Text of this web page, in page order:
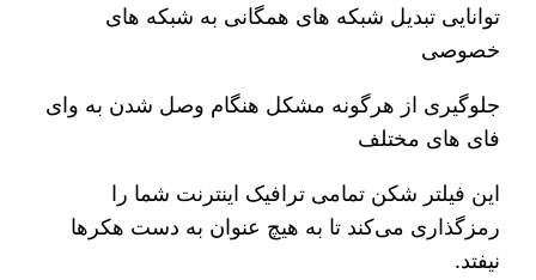
توانایی تبدیل شبکه های همگانی به شبکه های
خصوصی
جلوگیری از هرگونه مشکل هنگام وصل شدن به وای
فای های مختلف
این فیلتر شکن تمامی ترافیک اینترنت شما را
رمزگذاری می‌کند تا به هیچ عنوان به دست هکرها
نیفتد.